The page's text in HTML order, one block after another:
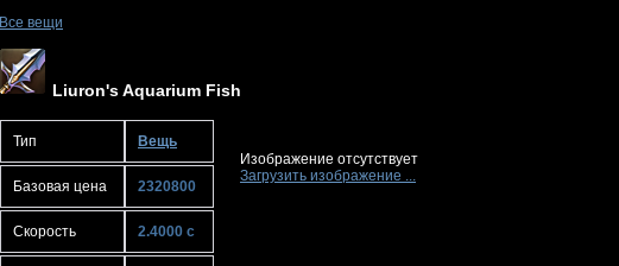
Все вещи
Liuron's Aquarium Fish
Тип Вещь
Базовая цена 2320800
Скорость 2.4000 с
Изображение отсутствует
Загрузить изображение ...